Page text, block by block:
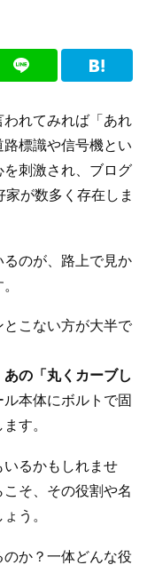
れてみれば「あれ
標識や信号機とい
刺激され、ブログ
が数多く存在しま
のが、路上で見か
とこない方が大半で
の「丸くカーブし
本体にボルトで固
す。
いるかもしれませ
そ、その役割や名
う。
か？一体どんな役